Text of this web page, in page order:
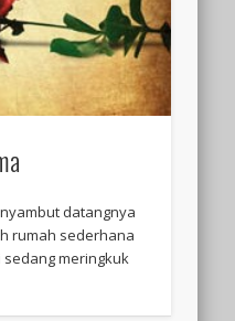
datangnya
rumah sederhana
meringkuk